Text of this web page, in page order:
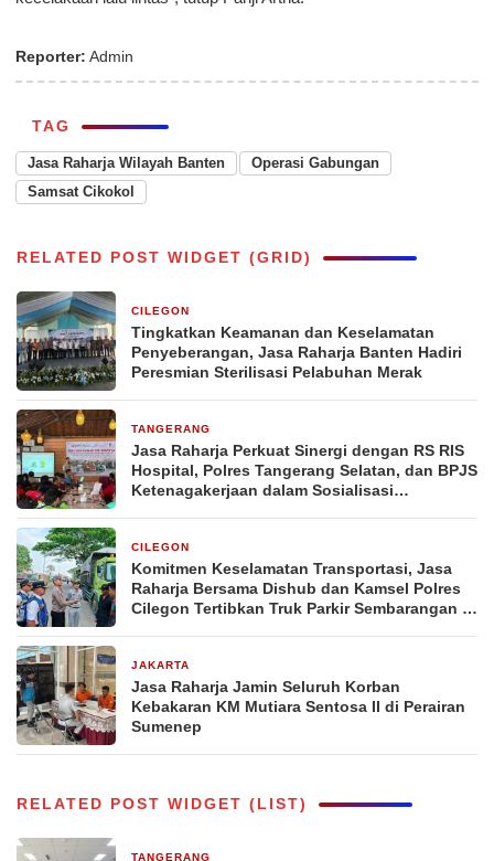
Reporter: Admin
TAG
Jasa Raharja Wilayah Banten
Operasi Gabungan
Samsat Cikokol
RELATED POST WIDGET (GRID)
CILEGON
Tingkatkan Keamanan dan Keselamatan
Penyeberangan, Jasa Raharja Banten Hadiri
Peresmian Sterilisasi Pelabuhan Merak
TANGERANG
Jasa Raharja Perkuat Sinergi dengan RS RIS
Hospital, Polres Tangerang Selatan, dan BPJS
Ketenagakerjaan dalam Sosialisasi
CILEGON
Komitmen Keselamatan Transportasi, Jasa
Raharja Bersama Dishub dan Kamsel Polres
Cilegon Tertibkan Truk Parkir Sembarangan di
JAKARTA
Jasa Raharja Jamin Seluruh Korban
Kebakaran KM Mutiara Sentosa II di Perairan
Sumenep
RELATED POST WIDGET (LIST)
TANGERANG